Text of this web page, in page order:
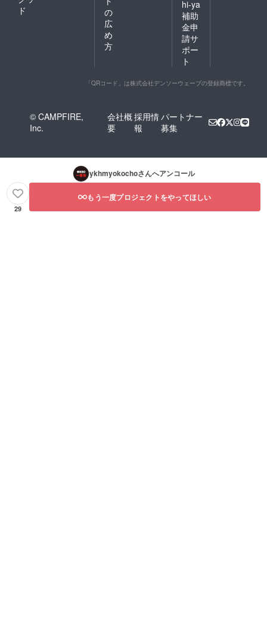
ド
の
広
め
方
hi-ya
補助
金申
請サ
ポー
ト
「QRコード」は株式会社デンソーウェーブの登録商標です。
© CAMPFIRE,
Inc.
会社概
要
採用情
報
パートナー
募集
ykhmyokochoさんへアンコール
29
もう一度プロジェクトをやってほしい